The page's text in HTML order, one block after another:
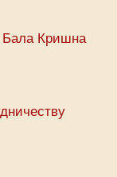
Бала Кришна